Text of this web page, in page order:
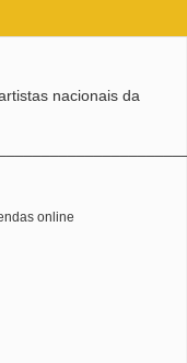
nacionais da
online